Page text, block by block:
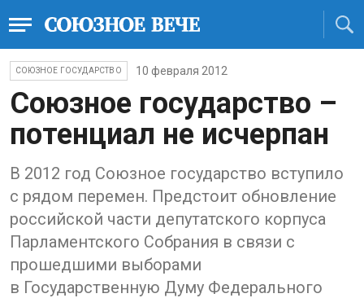
СОЮЗНОЕ ГОСУДАРСТВО 10 февраля 2012
Союзное государство –
потенциал не исчерпан
В 2012 год Союзное государство вступило
с рядом перемен. Предстоит обновление
российской части депутатского корпуса
Парламентского Собрания в связи с
прошедшими выборами
в Государственную Думу Федерального